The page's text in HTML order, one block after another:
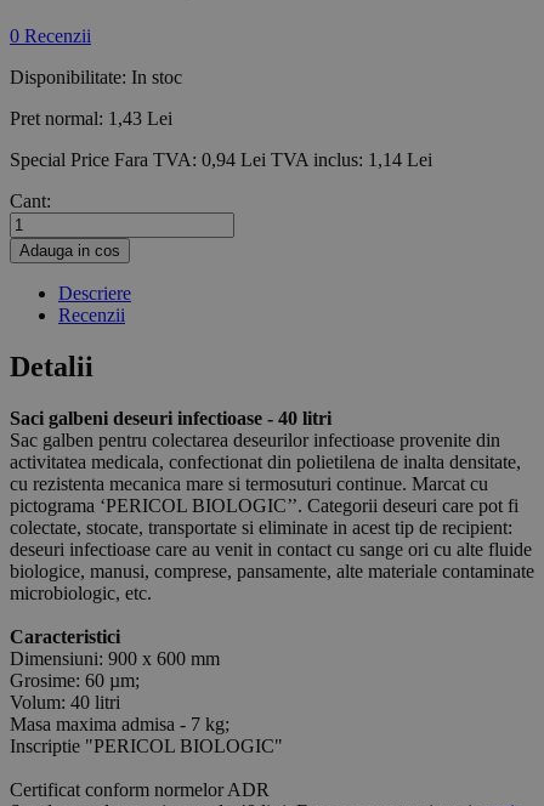
0 Recenzii
Disponibilitate: In stoc
Pret normal: 1,43 Lei
Special Price Fara TVA: 0,94 Lei TVA inclus: 1,14 Lei
Cant:
Adauga in cos
Descriere
Recenzii
Detalii
Saci galbeni deseuri infectioase - 40 litri
Sac galben pentru colectarea deseurilor infectioase provenite din
activitatea medicala, confectionat din polietilena de inalta densitate,
cu rezistenta mecanica mare si termosuturi continue. Marcat cu
pictograma ‘PERICOL BIOLOGIC’’. Categorii deseuri care pot fi
colectate, stocate, transportate si eliminate in acest tip de recipient:
deseuri infectioase care au venit in contact cu sange ori cu alte fluide
biologice, manusi, comprese, pansamente, alte materiale contaminate
microbiologic, etc.
Caracteristici
Dimensiuni: 900 x 600 mm
Grosime: 60 µm;
Volum: 40 litri
Masa maxima admisa - 7 kg;
Inscriptie "PERICOL BIOLOGIC"
Certificat conform normelor ADR